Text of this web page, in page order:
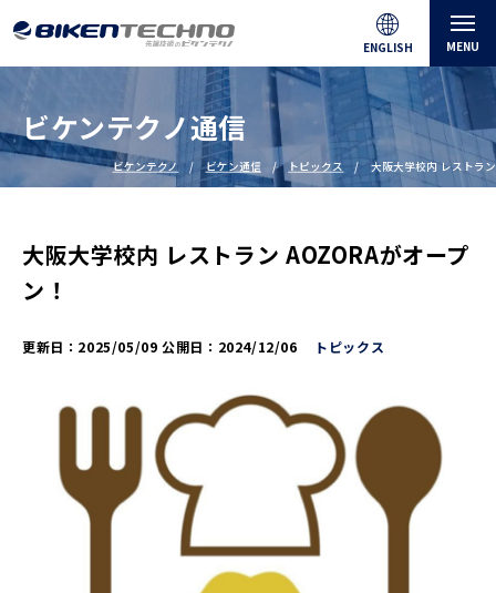
ENGLISH MENU
ビケンテクノ通信
ビケンテクノ ビケン通信 トピックス 大阪大学校内 レストラ
大阪大学校内 レストラン AOZORAがオープ
ン！
更新日： 2025/05/09 公開日： 2024/12/06 トピックス